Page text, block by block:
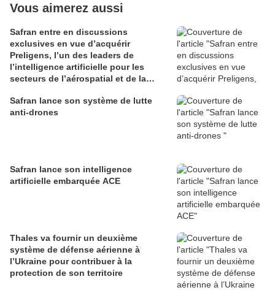
Vous aimerez aussi
Safran entre en discussions
exclusives en vue d’acquérir
Preligens, l’un des leaders de
l’intelligence artificielle pour les
secteurs de l’aérospatial et de la
Safran lance son système de lutte
anti-drones
Safran lance son intelligence
artificielle embarquée ACE
Thales va fournir un deuxième
système de défense aérienne à
l’Ukraine pour contribuer à la
protection de son territoire